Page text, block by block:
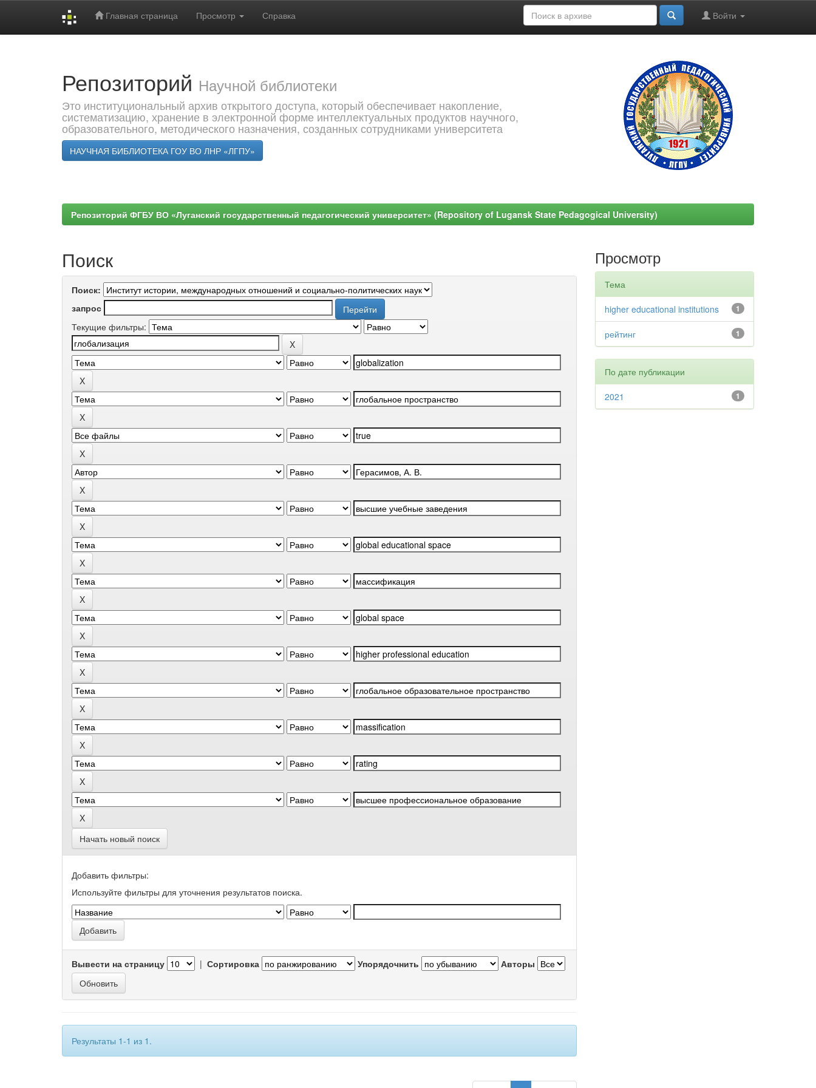
Главная страница Просмотр Справка Войти
Репозиторий Научной библиотеки
Это институциональный архив открытого доступа, который обеспечивает накопление,
систематизацию, хранение в электронной форме интеллектуальных продуктов научного,
образовательного, методического назначения, созданных сотрудниками университета
НАУЧНАЯ БИБЛИОТЕКА ГОУ ВО ЛНР «ЛГПУ»
Репозиторий ФГБУ ВО «Луганский государственный педагогический университет» (Repository of Lugansk State Pedagogical University)
Поиск
Поиск:
запрос
Текущие фильтры:
Начать новый поиск
Добавить фильтры:
Используйте фильтры для уточнения результатов поиска.
Вывести на страницу | Сортировка Упорядочнить Авторы
Результаты 1-1 из 1.
Просмотр
Тема
1
higher educational institutions
1
рейтинг
По дате публикации
1
2021